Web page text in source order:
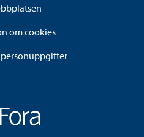
om cookies